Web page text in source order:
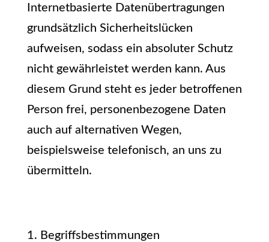
Internetbasierte Datenübertragungen
grundsätzlich Sicherheitslücken
aufweisen, sodass ein absoluter Schutz
nicht gewährleistet werden kann. Aus
diesem Grund steht es jeder betroffenen
Person frei, personenbezogene Daten
auch auf alternativen Wegen,
beispielsweise telefonisch, an uns zu
übermitteln.
1. Begriffsbestimmungen